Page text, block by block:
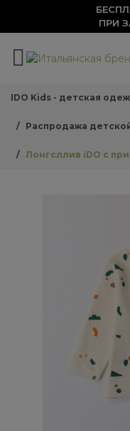
ПРИ
IDO Kids - детская
Распродажа
Лонгсллив iDO с